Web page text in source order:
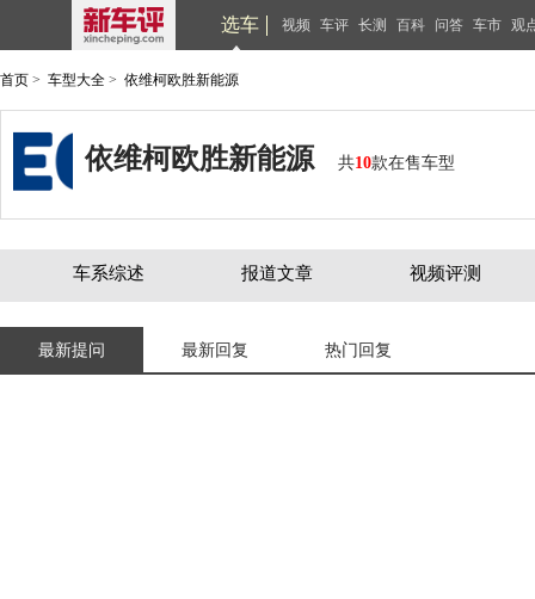
选车 视频 车评 长测 百科 问答 车市 观
首页 > 车型大全 > 依维柯欧胜新能源
依维柯欧胜新能源 共10款在售车型
车系综述 报道文章 视频评测
最新提问 最新回复 热门回复